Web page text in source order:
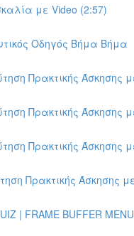
με Video (2:57)
Οδηγός Βήμα Βήμα
Πρακτικής Άσκησης
Πρακτικής Άσκησης
Πρακτικής Άσκησης
Πρακτικής Άσκησης
| FRAME BUFFER